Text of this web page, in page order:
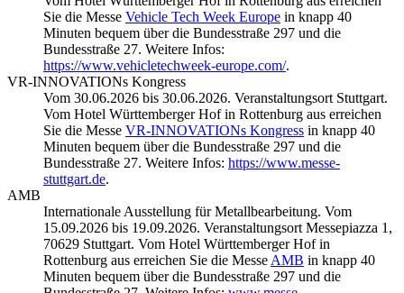
Sie die Messe Vehicle Tech Week Europe in knapp 40
Minuten bequem über die Bundesstraße 297 und die
Bundesstraße 27. Weitere Infos:
https://www.vehicletechweek-europe.com/.
VR-INNOVATIONs Kongress
Vom 30.06.2026 bis 30.06.2026. Veranstaltungsort Stuttgart.
Vom Hotel Württemberger Hof in Rottenburg aus erreichen
Sie die Messe VR-INNOVATIONs Kongress in knapp 40
Minuten bequem über die Bundesstraße 297 und die
Bundesstraße 27. Weitere Infos: https://www.messe-
stuttgart.de.
AMB
Internationale Ausstellung für Metallbearbeitung. Vom
15.09.2026 bis 19.09.2026. Veranstaltungsort Messepiazza 1,
70629 Stuttgart. Vom Hotel Württemberger Hof in
Rottenburg aus erreichen Sie die Messe AMB in knapp 40
Minuten bequem über die Bundesstraße 297 und die